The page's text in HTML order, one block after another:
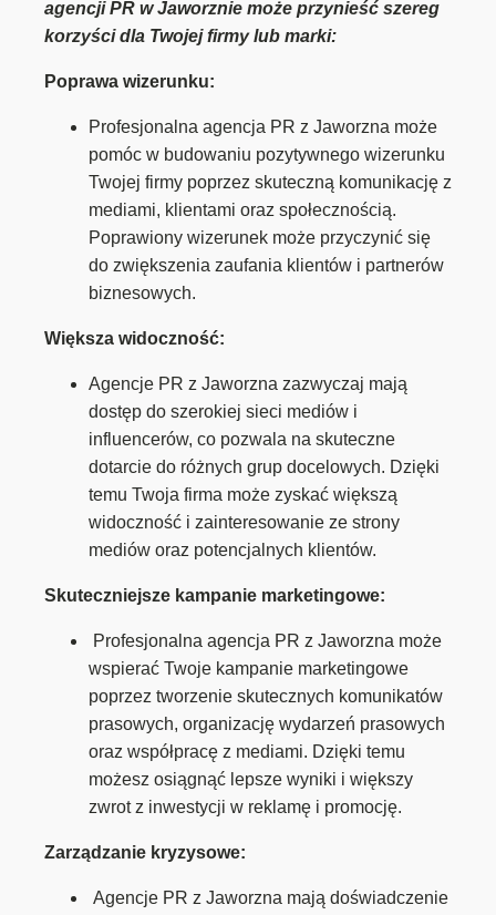
agencji PR w Jaworznie może przynieść szereg
korzyści dla Twojej firmy lub marki:
Poprawa wizerunku:
Profesjonalna agencja PR z Jaworzna może
pomóc w budowaniu pozytywnego wizerunku
Twojej firmy poprzez skuteczną komunikację z
mediami, klientami oraz społecznością.
Poprawiony wizerunek może przyczynić się
do zwiększenia zaufania klientów i partnerów
biznesowych.
Większa widoczność:
Agencje PR z Jaworzna zazwyczaj mają
dostęp do szerokiej sieci mediów i
influencerów, co pozwala na skuteczne
dotarcie do różnych grup docelowych. Dzięki
temu Twoja firma może zyskać większą
widoczność i zainteresowanie ze strony
mediów oraz potencjalnych klientów.
Skuteczniejsze kampanie marketingowe:
Profesjonalna agencja PR z Jaworzna może
wspierać Twoje kampanie marketingowe
poprzez tworzenie skutecznych komunikatów
prasowych, organizację wydarzeń prasowych
oraz współpracę z mediami. Dzięki temu
możesz osiągnąć lepsze wyniki i większy
zwrot z inwestycji w reklamę i promocję.
Zarządzanie kryzysowe:
Agencje PR z Jaworzna mają doświadczenie